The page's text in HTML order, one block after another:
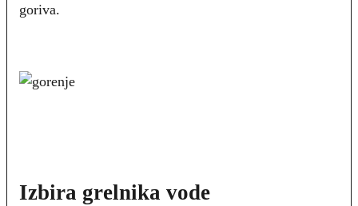
goriva.
Izbira grelnika vode